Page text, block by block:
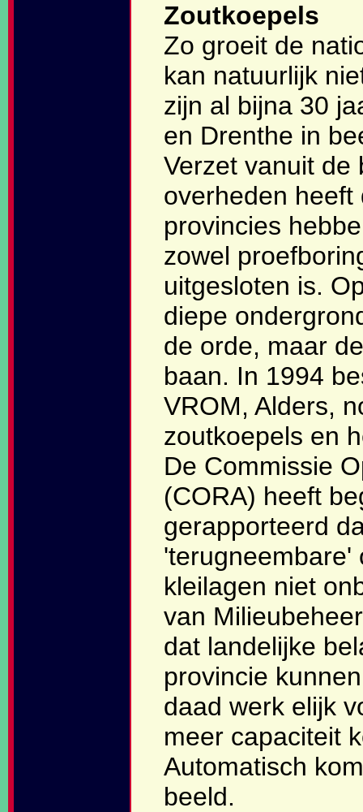
Zoutkoepels
Zo groeit de
kan natuurlijk
zijn al bijna 30
en Drenthe in
Verzet vanuit de
overheden
provincies
zowel
uitgesloten is.
diepe
de orde, maar
baan. In 1994
VROM, Alders,
zoutkoepels en
De Commissie
(CORA) heeft
gerapporteerd
'terugneembare'
kleilagen niet
van
dat landelijke
provincie
daad werk elijk
meer capaciteit
Automatisch
beeld.